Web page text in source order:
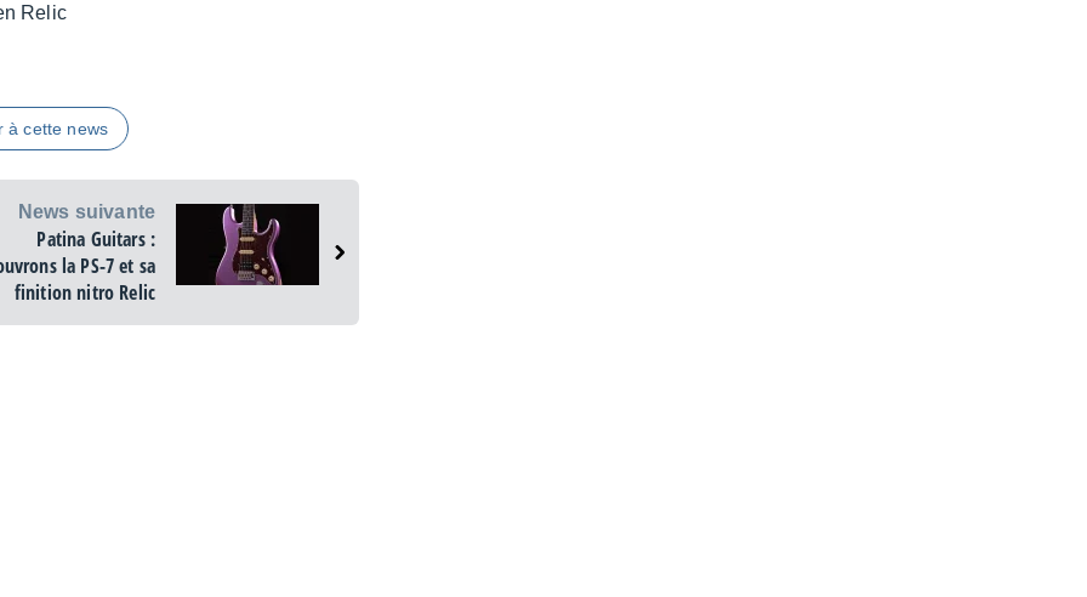
Relic
à cette news
News suivante
Patina Guitars :
la PS-7 et sa
finition nitro Relic